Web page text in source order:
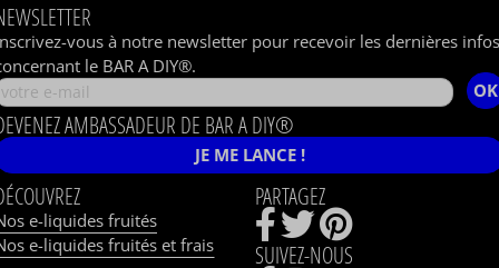
vous à notre newsletter pour recevoir les dernières
le BAR A DIY®.
OK
AMBASSADEUR DE BAR A DIY®
JE ME LANCE !
e-liquides fruités
e-liquides fruités et frais
PARTAGEZ
SUIVEZ-NOUS